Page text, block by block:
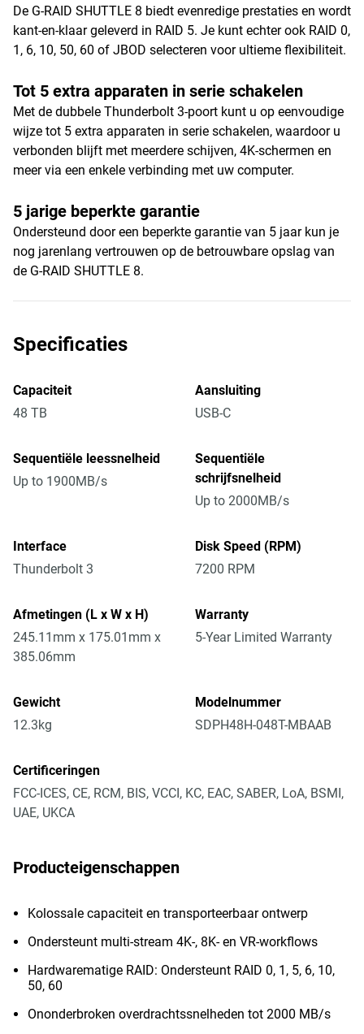
De G-RAID SHUTTLE 8 biedt evenredige prestaties en wordt
kant-en-klaar geleverd in RAID 5. Je kunt echter ook RAID 0,
1, 6, 10, 50, 60 of JBOD selecteren voor ultieme flexibiliteit.
Tot 5 extra apparaten in serie schakelen
Met de dubbele Thunderbolt 3-poort kunt u op eenvoudige
wijze tot 5 extra apparaten in serie schakelen, waardoor u
verbonden blijft met meerdere schijven, 4K-schermen en
meer via een enkele verbinding met uw computer.
5 jarige beperkte garantie
Ondersteund door een beperkte garantie van 5 jaar kun je
nog jarenlang vertrouwen op de betrouwbare opslag van
de G-RAID SHUTTLE 8.
Specificaties
Capaciteit
48 TB
Aansluiting
USB-C
Sequentiële leessnelheid
Up to 1900MB/s
Sequentiële
schrijfsnelheid
Up to 2000MB/s
Interface
Thunderbolt 3
Disk Speed (RPM)
7200 RPM
Afmetingen (L x W x H)
245.11mm x 175.01mm x
385.06mm
Warranty
5-Year Limited Warranty
Gewicht
12.3kg
Modelnummer
SDPH48H-048T-MBAAB
Certificeringen
FCC-ICES, CE, RCM, BIS, VCCI, KC, EAC, SABER, LoA, BSMI,
UAE, UKCA
Producteigenschappen
Kolossale capaciteit en transporteerbaar ontwerp
Ondersteunt multi-stream 4K-, 8K- en VR-workflows
Hardwarematige RAID: Ondersteunt RAID 0, 1, 5, 6, 10,
50, 60
Ononderbroken overdrachtssnelheden tot 2000 MB/s